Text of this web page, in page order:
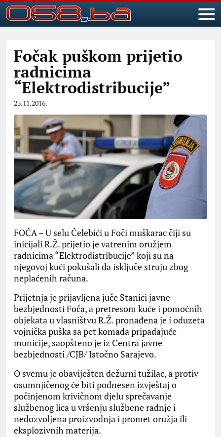
Fočak puškom prijetio
radnicima
“Elektrodistribucije”
23.11.2016.
FOČA – U selu Čelebići u Foči muškarac čiji su
inicijali R.Ž. prijetio je vatrenim oružjem
radnicima “Elektrodistribucije” koji su na
njegovoj kući pokušali da isključe struju zbog
neplaćenih računa.
Prijetnja je prijavljena juče Stanici javne
bezbjednosti Foča, a pretresom kuće i pomoćnih
objekata u vlasništvu R.Ž. pronađena je i oduzeta
vojnička puška sa pet komada pripadajuće
municije, saopšteno je iz Centra javne
bezbjednosti /CJB/ Istočno Sarajevo.
O svemu je obaviješten dežurni tužilac, a protiv
osumnjičenog će biti podnesen izvještaj o
počinjenom krivičnom djelu sprečavanje
službenog lica u vršenju službene radnje i
nedozvoljena proizvodnja i promet oružja ili
eksplozivnih materija.